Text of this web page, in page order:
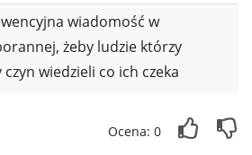
wiadomość w
żeby ludzie którzy
wiedzieli co ich czeka
Ocena: 0